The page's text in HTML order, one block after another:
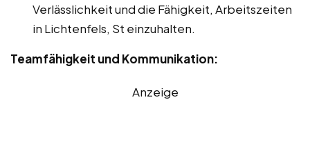
Verlässlichkeit und die Fähigkeit, Arbeitszeiten
in Lichtenfels, St einzuhalten.
Teamfähigkeit und Kommunikation:
Anzeige